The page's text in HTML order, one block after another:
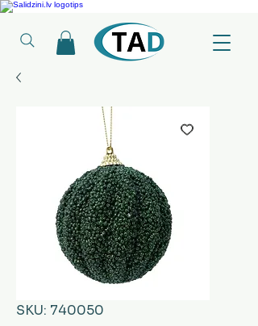
Ledusskapji, Sadzīves tehnika, Smaržas,
SKU: 740050